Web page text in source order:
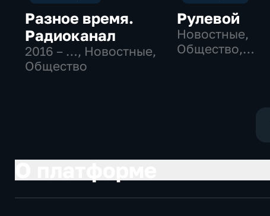
Разное время.
Радиоканал
2016 – …, Новостные,
Общество
Рулевой
Новостные,
Общество,